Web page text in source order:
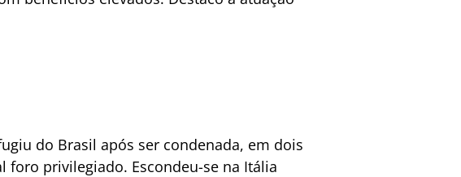
do Brasil após ser condenada, em dois
foro privilegiado. Escondeu-se na Itália